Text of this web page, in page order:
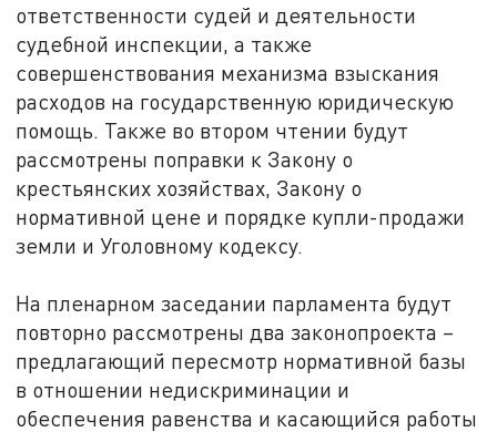
ответственности судей и деятельности
судебной инспекции, а также
совершенствования механизма взыскания
расходов на государственную юридическую
помощь. Также во втором чтении будут
рассмотрены поправки к Закону о
крестьянских хозяйствах, Закону о
нормативной цене и порядке купли-продажи
земли и Уголовному кодексу.
На пленарном заседании парламента будут
повторно рассмотрены два законопроекта –
предлагающий пересмотр нормативной базы
в отношении недискриминации и
обеспечения равенства и касающийся работы